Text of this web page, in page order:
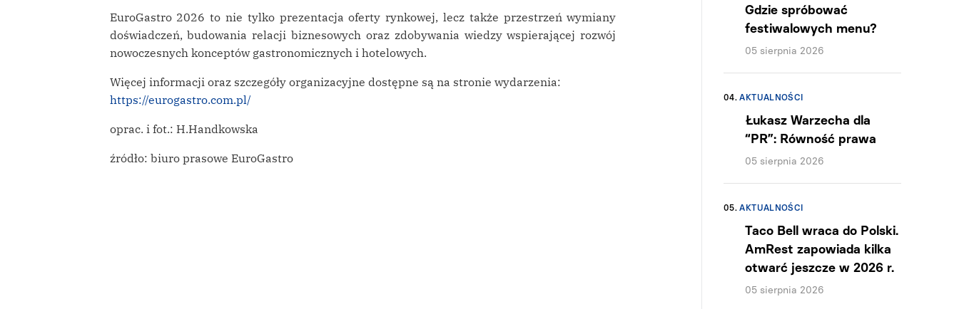
EuroGastro 2026 to nie tylko prezentacja oferty rynkowej, lecz także przestrzeń wymiany
doświadczeń, budowania relacji biznesowych oraz zdobywania wiedzy wspierającej rozwój
nowoczesnych konceptów gastronomicznych i hotelowych.
Więcej informacji oraz szczegóły organizacyjne dostępne są na stronie wydarzenia:
https://eurogastro.com.pl/
oprac. i fot.: H.Handkowska
źródło: biuro prasowe EuroGastro
Gdzie spróbować
festiwalowych menu?
05 sierpnia 2026
04. AKTUALNOŚCI
Łukasz Warzecha dla
“PR”: Równość prawa
05 sierpnia 2026
05. AKTUALNOŚCI
Taco Bell wraca do Polski.
AmRest zapowiada kilka
otwarć jeszcze w 2026 r.
05 sierpnia 2026